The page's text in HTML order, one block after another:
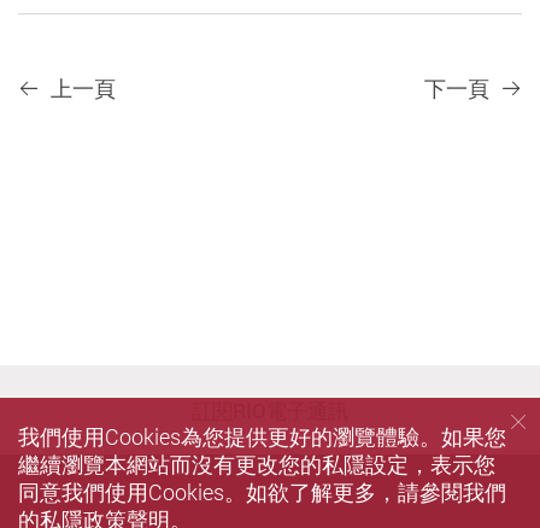
上一頁 下一頁
我們使用Cookies為您提供更好的瀏覽體驗。如果您
繼續瀏覽本網站而沒有更改您的私隱設定，表示您
同意我們使用Cookies。如欲了解更多，請參閱我們
的私隱政策聲明。